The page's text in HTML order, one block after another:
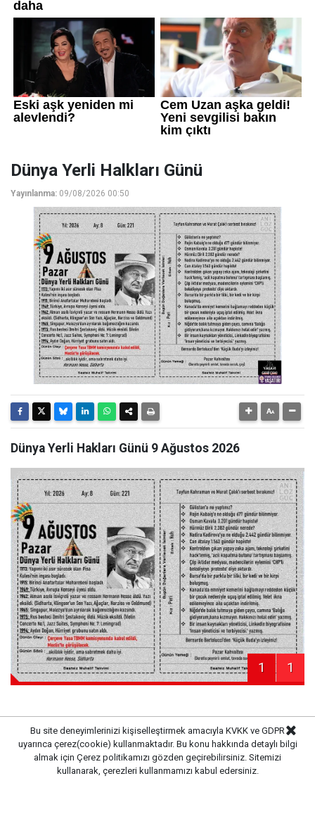
Dünya Yerli Halkları Günü
Yayınlanma: 09/08/2026 00:50
Dünya Yerli Hakları Günü 9 Ağustos 2026
1 1
Kaynak: Haber Merkezi
Bu site deneyimlerinizi kişiselleştirmek amacıyla KVKK ve GDPR
uyarınca çerez(cookie) kullanmaktadır. Bu konu hakkında detaylı bilgi
almak için Çerez politikamızı gözden geçirebilirsiniz. Sitemizi
kullanarak, çerezleri kullanmamızı kabul edersiniz.